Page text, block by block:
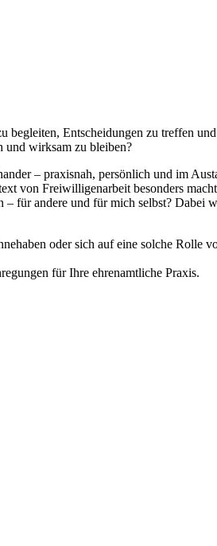
Entscheidungen zu treffen
und wirksam zu bleiben?
– praxisnah, persönlich und im
von Freiwilligenarbeit besonders
für andere und für mich selbst? Dabei
oder sich auf eine solche Rolle
für Ihre ehrenamtliche Praxis.